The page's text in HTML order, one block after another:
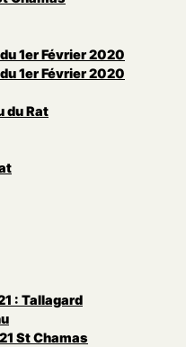
1er Février 2020
1er Février 2020
du Rat
: Tallagard
St Chamas